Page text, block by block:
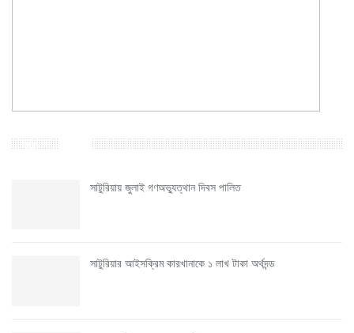
সর্বশেষ
সাটুরিয়ায় জুলাই গণঅভ্যুত্থান দিবস পালিত
সাটুরিয়ার আইসক্রিম কারখানাকে ১ লাখ টাকা অর্থদন্ড